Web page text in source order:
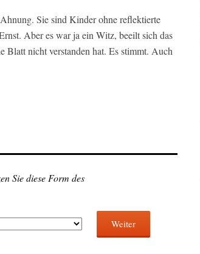
Sie sind Kinder ohne reflektierte
Aber es war ja ein Witz, beeilt sich das
Blatt nicht verstanden hat. Es stimmt. Auch
Sie diese Form des
Weiter